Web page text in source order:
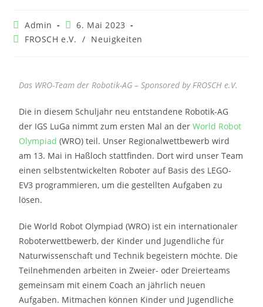
Admin
6. Mai 2023
FROSCH e.V. / Neuigkeiten
Die in diesem Schuljahr neu entstandene Robotik-AG
der IGS LuGa nimmt zum ersten Mal an derWorld Robot
Olympiad (WRO) teil. Unser Regionalwettbewerb wird
am 13. Mai in Haßloch stattfinden. Dort wird unser Team
einen selbstentwickelten Roboter auf Basis des LEGO-
EV3 programmieren, um die gestellten Aufgaben zu
lösen.
Die World Robot Olympiad (WRO) ist ein internationaler
Roboterwettbewerb, der Kinder und Jugendliche für
Naturwissenschaft und Technik begeistern möchte. Die
Teilnehmenden arbeiten in Zweier- oder Dreierteams
gemeinsam mit einem Coach an jährlich neuen
Aufgaben. Mitmachen können Kinder und Jugendliche
Das WRO-Team der Robotik-AG – Sponsored by FROSCH e.V.